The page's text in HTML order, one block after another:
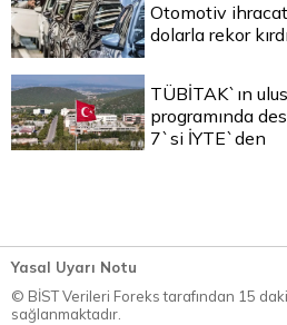
Otomotiv
dolarla rekor kırdı
TÜBİTAK`ın
programında
7`si İYTE`den
Yasal Uyarı Notu
© BİST Verileri Foreks tarafından 15
sağlanmaktadır.